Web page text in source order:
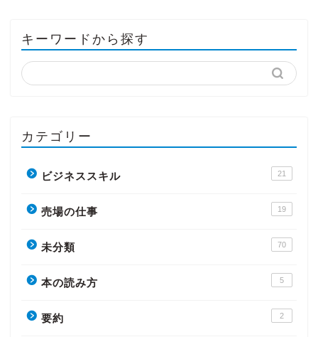
キーワードから探す
カテゴリー
ビジネススキル 21
売場の仕事 19
未分類 70
本の読み方 5
要約 2